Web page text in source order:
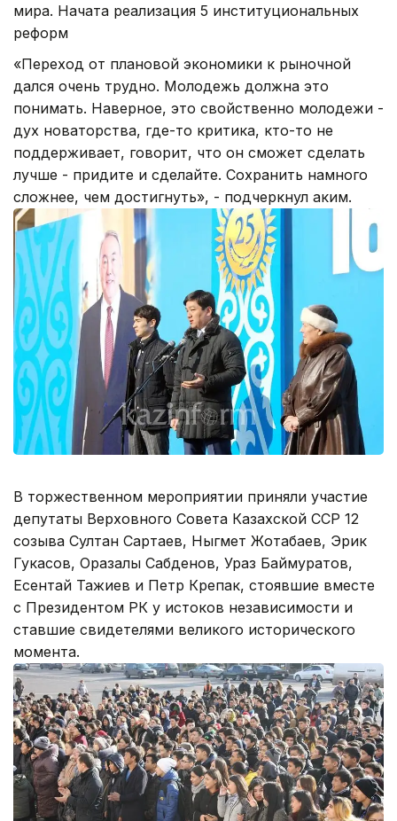
мира. Начата реализация 5 институциональных
реформ
«Переход от плановой экономики к рыночной
дался очень трудно. Молодежь должна это
понимать. Наверное, это свойственно молодежи -
дух новаторства, где-то критика, кто-то не
поддерживает, говорит, что он сможет сделать
лучше - придите и сделайте. Сохранить намного
сложнее, чем достигнуть», - подчеркнул аким.
В торжественном мероприятии приняли участие
депутаты Верховного Совета Казахской ССР 12
созыва Султан Сартаев, Ныгмет Жотабаев, Эрик
Гукасов, Оразалы Сабденов, Ураз Баймуратов,
Есентай Тажиев и Петр Крепак, стоявшие вместе
с Президентом РК у истоков независимости и
ставшие свидетелями великого исторического
момента.